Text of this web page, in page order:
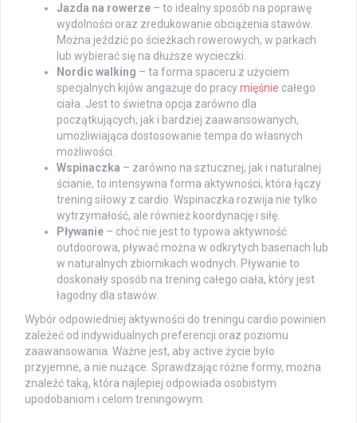
Jazda na rowerze – to idealny sposób na poprawę
wydolności oraz zredukowanie obciążenia stawów.
Można jeździć po ścieżkach rowerowych, w parkach
lub wybierać się na dłuższe wycieczki.
Nordic walking – ta forma spaceru z użyciem
specjalnych kijów angażuje do pracymięśnie całego
ciała. Jest to świetna opcja zarówno dla
początkujących, jak i bardziej zaawansowanych,
umożliwiająca dostosowanie tempa do własnych
możliwości.
Wspinaczka – zarówno na sztucznej, jak i naturalnej
ścianie, to intensywna forma aktywności, która łączy
trening siłowy z cardio. Wspinaczka rozwija nie tylko
wytrzymałość, ale również koordynację i siłę.
Pływanie – choć nie jest to typowa aktywność
outdoorowa, pływać można w odkrytych basenach lub
w naturalnych zbiornikach wodnych. Pływanie to
doskonały sposób na trening całego ciała, który jest
łagodny dla stawów.
Wybór odpowiedniej aktywności do treningu cardio powinien
zależeć od indywidualnych preferencji oraz poziomu
zaawansowania. Ważne jest, aby active życie było
przyjemne, a nie nużące. Sprawdzając różne formy, można
znaleźć taką, która najlepiej odpowiada osobistym
upodobaniom i celom treningowym.